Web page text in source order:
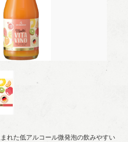
れた低アルコール微発泡の飲みやすい